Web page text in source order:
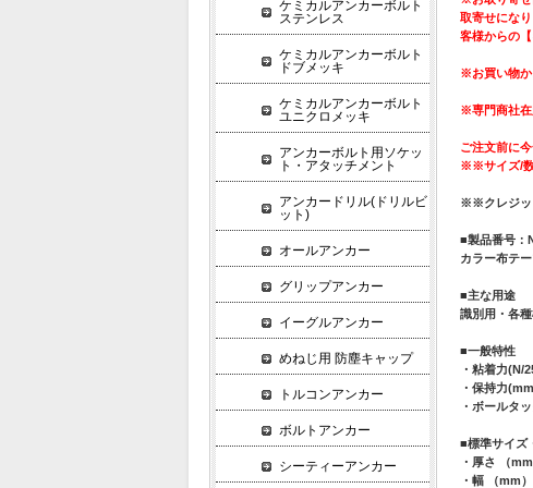
取寄せにな
客様からの
※お買い物か
※専門商社在
ご注文前に
※※サイズ/数
※※クレジッ
■製品番号：
カラー布テ
■主な用途
識別用・各種
■一般特性
・粘着力(N/
・保持力
・ボールタ
■標準サイズ
・厚さ （
・幅 （mm
ケミカルアンカーボルト
ステンレス
ケミカルアンカーボルト
ドブメッキ
ケミカルアンカーボルト
ユニクロメッキ
アンカーボルト用ソケッ
ト・アタッチメント
アンカードリル(ドリルビ
ット)
オールアンカー
グリップアンカー
イーグルアンカー
めねじ用 防塵キャップ
トルコンアンカー
ボルトアンカー
シーティーアンカー